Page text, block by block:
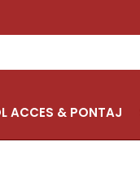
ACCES & PONTAJ